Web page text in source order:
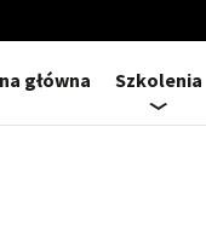
główna Szkolenia